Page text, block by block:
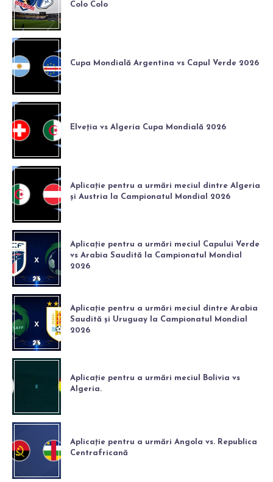
Colo Colo
Cupa Mondială Argentina vs Capul Verde 2026
Elveția vs Algeria Cupa Mondială 2026
Aplicație pentru a urmări meciul dintre Algeria
și Austria la Campionatul Mondial 2026
Aplicație pentru a urmări meciul Capului Verde
vs Arabia Saudită la Campionatul Mondial
2026
Aplicație pentru a urmări meciul dintre Arabia
Saudită și Uruguay la Campionatul Mondial
2026
Aplicație pentru a urmări meciul Bolivia vs
Algeria.
Aplicație pentru a urmări Angola vs. Republica
Centrafricană